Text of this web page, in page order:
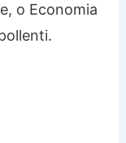
o Economia